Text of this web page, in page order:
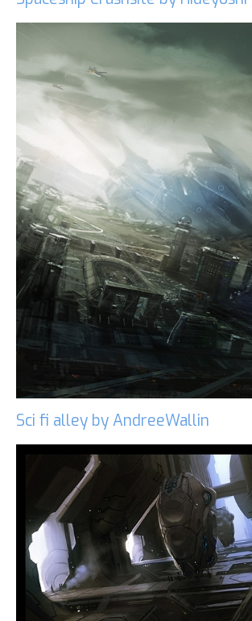
Sci fi alley by AndreeWallin